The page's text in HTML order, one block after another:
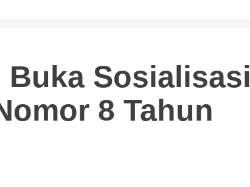
Sosialisasi
8 Tahun